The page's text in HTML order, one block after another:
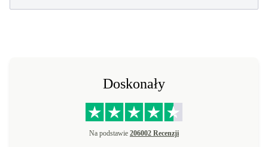
Doskonały
Na podstawie 206002 Recenzji